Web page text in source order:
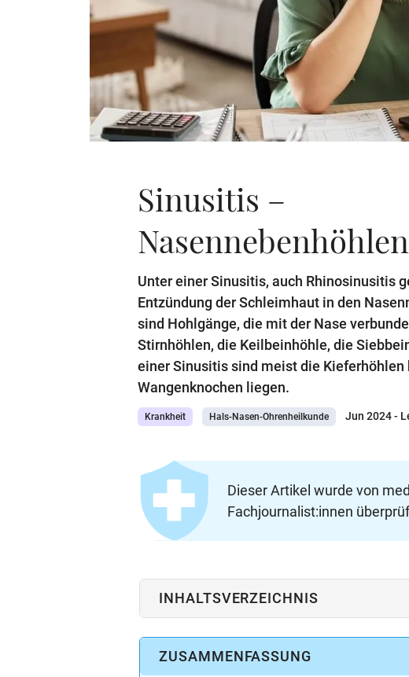
Sinusitis –
Unter einer Sinusitis, auch Rhinosinusitis
Entzündung der Schleimhaut in den
sind Hohlgänge, die mit der Nase
Stirnhöhlen, die Keilbeinhöhle, die
einer Sinusitis sind meist die
Wangenknochen liegen.
Krankheit Hals-Nasen-Ohrenheilkunde Jun 2024-
Dieser Artikel wurde von
Fachjournalist:innen
INHALTSVERZEICHNIS
ZUSAMMENFASSUNG